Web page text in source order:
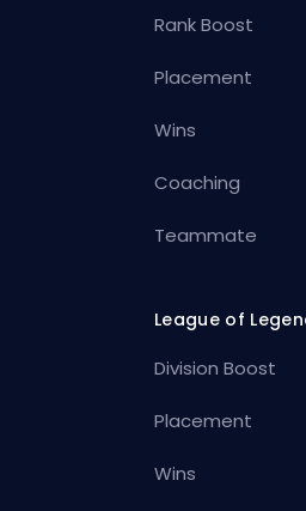
Rank Boost
Placement
Wins
Coaching
Teammate
League of
Division Boost
Placement
Wins